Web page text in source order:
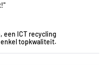
een ICT recycling
topkwaliteit.